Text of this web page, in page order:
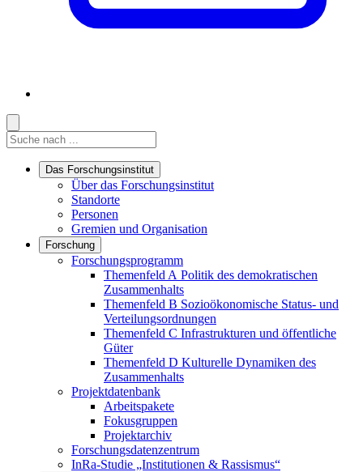
Suche
Suche
Das Forschungsinstitut
Links in diesem Bereich anzeigen
Über das Forschungsinstitut
Standorte
Personen
Gremien und Organisation
Forschung
Links in diesem Bereich anzeigen
Forschungsprogramm
Themenfeld A Politik des demokratischen
Zusammenhalts
Themenfeld B Sozioökonomische Status- und
Verteilungsordnungen
Themenfeld C Infrastrukturen und öffentliche
Güter
Themenfeld D Kulturelle Dynamiken des
Zusammenhalts
Projektdatenbank
Arbeitspakete
Fokusgruppen
Projektarchiv
Forschungsdatenzentrum
InRa-Studie „Institutionen & Rassismus“